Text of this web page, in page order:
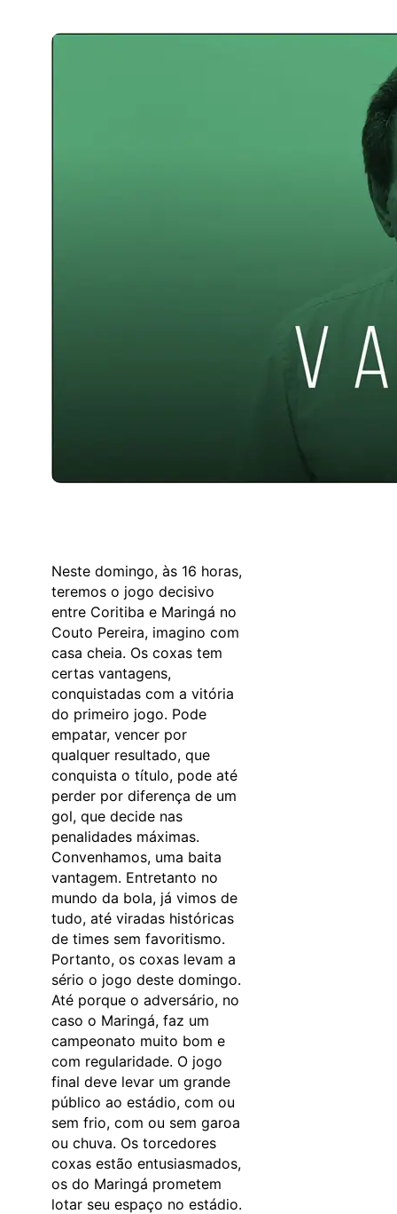
Neste domingo, às 16 horas,
teremos o jogo decisivo
entre Coritiba e Maringá no
Couto Pereira, imagino com
casa cheia. Os coxas tem
certas vantagens,
conquistadas com a vitória
do primeiro jogo. Pode
empatar, vencer por
qualquer resultado, que
conquista o título, pode até
perder por diferença de um
gol, que decide nas
penalidades máximas.
Convenhamos, uma baita
vantagem. Entretanto no
mundo da bola, já vimos de
tudo, até viradas históricas
de times sem favoritismo.
Portanto, os coxas levam a
sério o jogo deste domingo.
Até porque o adversário, no
caso o Maringá, faz um
campeonato muito bom e
com regularidade. O jogo
final deve levar um grande
público ao estádio, com ou
sem frio, com ou sem garoa
ou chuva. Os torcedores
coxas estão entusiasmados,
os do Maringá prometem
lotar seu espaço no estádio.